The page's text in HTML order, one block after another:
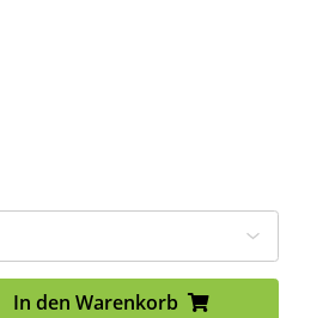
In den Warenkorb